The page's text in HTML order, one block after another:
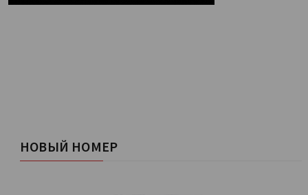
НОВЫЙ НОМЕР